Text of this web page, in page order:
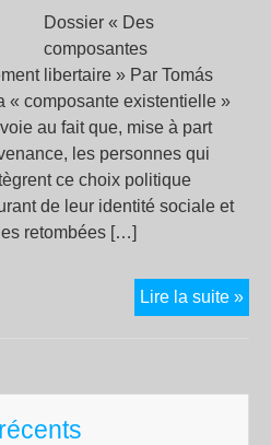
Dossier « Des
composantes
libertaire » Par Tomás
« composante existentielle »
au fait que, mise à part
les personnes qui
ce choix politique
de leur identité sociale et
retombées […]
Lire la suite »